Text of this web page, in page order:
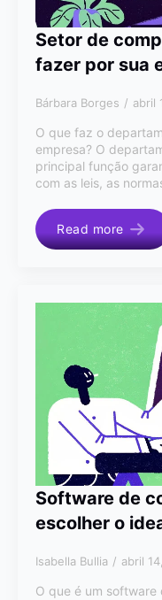
Setor de
fazer por sua
Bárbara Borges abril
O que faz o
empresa? O
principal função
com as leis, as
Read more
Software de
escolher o
Isabella Bullia abril
O que é um software